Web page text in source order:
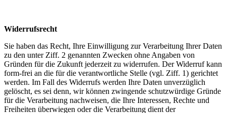
Widerrufsrecht
Sie haben das Recht, Ihre Einwilligung zur Verarbeitung Ihrer Daten
zu den unter Ziff. 2 genannten Zwecken ohne Angaben von
Gründen für die Zukunft jederzeit zu widerrufen. Der Widerruf kann
form-frei an die für die verantwortliche Stelle (vgl. Ziff. 1) gerichtet
werden. Im Fall des Widerrufs werden Ihre Daten unverzüglich
gelöscht, es sei denn, wir können zwingende schutzwürdige Gründe
für die Verarbeitung nachweisen, die Ihre Interessen, Rechte und
Freiheiten überwiegen oder die Verarbeitung dient der